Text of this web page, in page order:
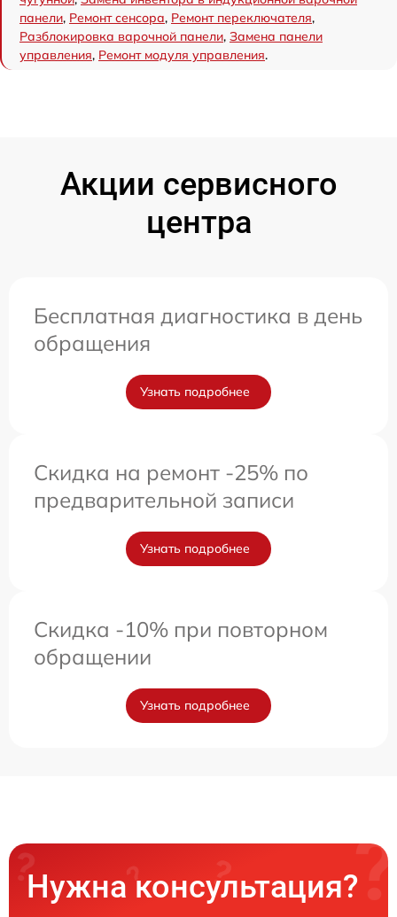
панели, Ремонт сенсора, Ремонт переключателя,
Разблокировка варочной панели, Замена панели
управления, Ремонт модуля управления.
Акции сервисного
центра
Бесплатная диагностика в день
обращения
Узнать подробнее
Скидка на ремонт -25% по
предварительной записи
Узнать подробнее
Скидка -10% при повторном
обращении
Узнать подробнее
Нужна консультация?